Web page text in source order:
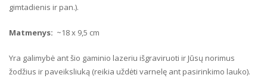
gimtadienis ir pan.).
Matmenys: ~18 x 9,5 cm
Yra galimybė ant šio gaminio lazeriu išgraviruoti ir Jūsų norimus
žodžius ir paveiksliuką (reikia uždėti varnelę ant pasirinkimo lauko).